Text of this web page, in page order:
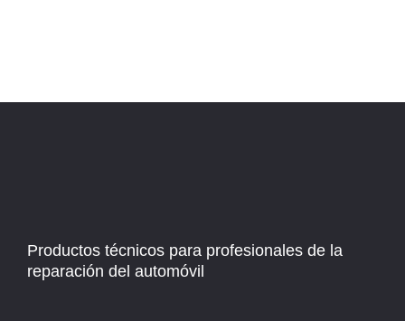
Productos técnicos para profesionales de la
reparación del automóvil